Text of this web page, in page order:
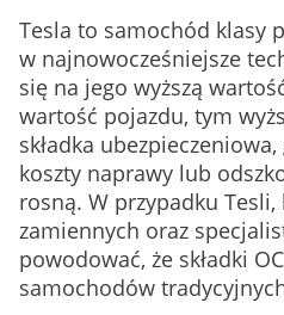
Tesla to samochód klasy
w najnowocześniejsze
się na jego wyższą
wartość pojazdu, tym
składka
koszty naprawy lub
rosną. W przypadku Tesli,
zamiennych oraz
powodować, że składki
samochodów